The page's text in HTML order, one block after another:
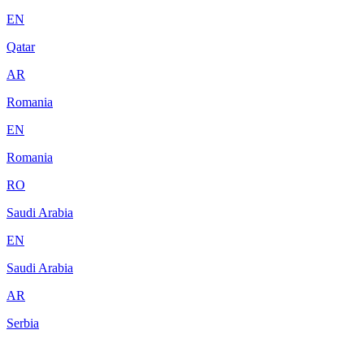
EN
Qatar
AR
Romania
EN
Romania
RO
Saudi Arabia
EN
Saudi Arabia
AR
Serbia